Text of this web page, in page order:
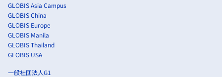
GLOBIS Asia Campus
GLOBIS China
GLOBIS Europe
GLOBIS Manila
GLOBIS Thailand
GLOBIS USA
一般社団法人G1